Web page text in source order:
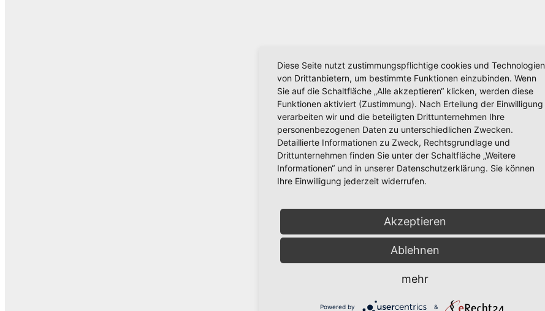
Diese Seite nutzt zustimmungspflichtige cookies und Technologien
von Drittanbietern, um bestimmte Funktionen einzubinden. Wenn
Sie auf die Schaltfläche „Alle akzeptieren“ klicken, werden diese
Funktionen aktiviert (Zustimmung). Nach Erteilung der Einwilligung
verarbeiten wir und die beteiligten Drittunternehmen Ihre
personenbezogenen Daten zu unterschiedlichen Zwecken.
Detaillierte Informationen zu Zweck, Rechtsgrundlage und
Drittunternehmen finden Sie unter der Schaltfläche „Weitere
Informationen“ und in unserer Datenschutzerklärung. Sie können
Ihre Einwilligung jederzeit widerrufen.
Akzeptieren
Ablehnen
mehr
Powered by &